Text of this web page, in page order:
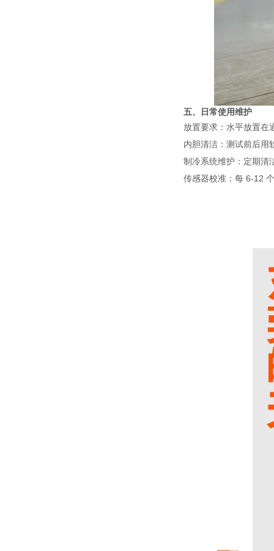
五、日常使用维护
放置要求：水平放置在
内胆清洁：测试前后用
制冷系统维护：定期清
传感器校准：每 6-12